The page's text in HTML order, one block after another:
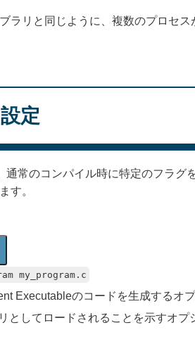
ラリと同じように、複数のプロセ
定
通常のコンパイル時に特定のフラ
す。
my_program.c
Executableのコードを生成するオプ
としてロードされることを示すオプ